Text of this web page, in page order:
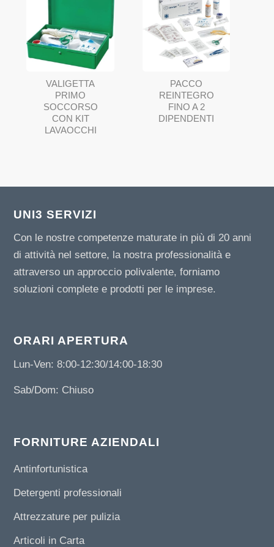
VALIGETTA
PRIMO
SOCCORSO
CON KIT
LAVAOCCHI
PACCO
REINTEGRO
FINO A 2
DIPENDENTI
UNI3 SERVIZI
Con le nostre competenze maturate in più di 20 anni
di attività nel settore, la nostra professionalità e
attraverso un approccio polivalente, forniamo
soluzioni complete e prodotti per le imprese.
ORARI APERTURA
Lun-Ven: 8:00-12:30/14:00-18:30
Sab/Dom: Chiuso
FORNITURE AZIENDALI
Antinfortunistica
Detergenti professionali
Attrezzature per pulizia
Articoli in Carta